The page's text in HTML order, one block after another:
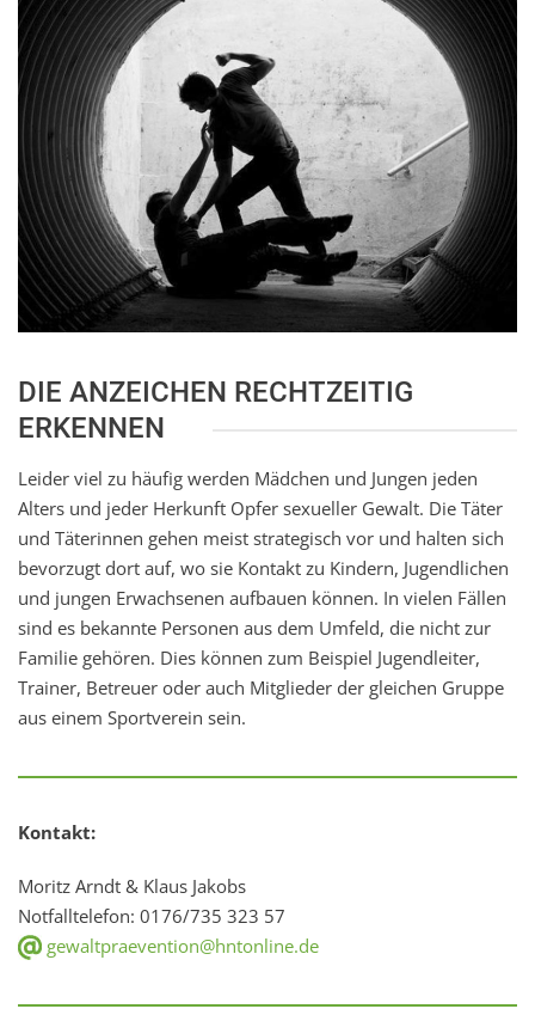
DIE ANZEICHEN RECHTZEITIG
ERKENNEN
Leider viel zu häufig werden Mädchen und Jungen jeden
Alters und jeder Herkunft Opfer sexueller Gewalt. Die Täter
und Täterinnen gehen meist strategisch vor und halten sich
bevorzugt dort auf, wo sie Kontakt zu Kindern, Jugendlichen
und jungen Erwachsenen aufbauen können. In vielen Fällen
sind es bekannte Personen aus dem Umfeld, die nicht zur
Familie gehören. Dies können zum Beispiel Jugendleiter,
Trainer, Betreuer oder auch Mitglieder der gleichen Gruppe
aus einem Sportverein sein.
Kontakt:
Moritz Arndt & Klaus Jakobs
Notfalltelefon: 0176/735 323 57
gewaltpraevention@hntonline.de